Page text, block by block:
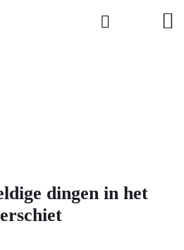
dingen in het